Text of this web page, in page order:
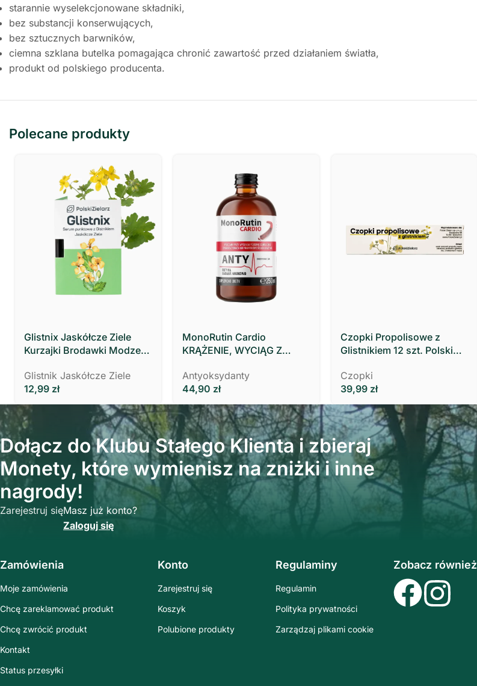
starannie wyselekcjonowane składniki,
bez substancji konserwujących,
bez sztucznych barwników,
ciemna szklana butelka pomagająca chronić zawartość przed działaniem światła,
produkt od polskiego producenta.
Polecane produkty
Glistnix Jaskółcze Ziele
Kurzajki Brodawki Modzele
Glistnik Jaskółcze Ziele
12,99 zł
MonoRutin Cardio
KRĄŻENIE, WYCIĄG Z
Antyoksydanty
44,90 zł
Czopki Propolisowe z
Glistnikiem 12 szt. Polski
Czopki
39,99 zł
Dołącz do Klubu Stałego Klienta i zbieraj
Monety, które wymienisz na zniżki i inne
nagrody!
Zarejestruj sięMasz już konto?
Zaloguj się
Zamówienia
Moje zamówienia
Chcę zareklamować produkt
Chcę zwrócić produkt
Kontakt
Status przesyłki
Konto
Zarejestruj się
Koszyk
Polubione produkty
Regulaminy
Regulamin
Polityka prywatności
Zarządzaj plikami cookie
Zobacz również